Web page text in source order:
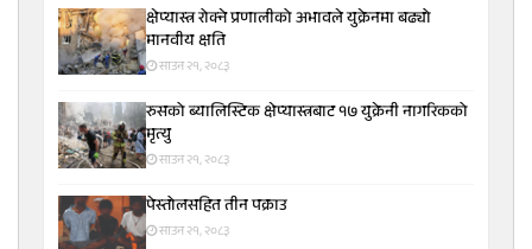
क्षेप्यास्त्र रोक्ने प्रणालीको अभावले युक्रेनमा बढ्यो
मानवीय क्षति
साउन २१, २०८३
रुसको ब्यालिस्टिक क्षेप्यास्त्रबाट १७ युक्रेनी नागरिकको
मृत्यु
साउन २१, २०८३
पेस्तोलसहित तीन पक्राउ
साउन २१, २०८३